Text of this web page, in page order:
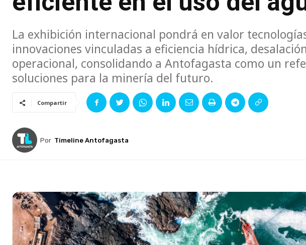
La exhibición internacional pondrá en valor
innovaciones vinculadas a eficiencia hídrica,
operacional, consolidando a Antofagasta como un
soluciones para la minería del futuro.
Compartir
Por Timeline Antofagasta